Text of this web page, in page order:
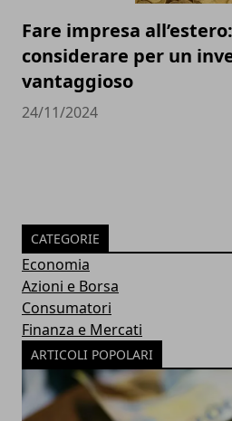
Fare impresa
considerare per un
vantaggioso
24/11/2024
CATEGORIE
Economia
Azioni e Borsa
Consumatori
Finanza e Mercati
ARTICOLI POPOLARI